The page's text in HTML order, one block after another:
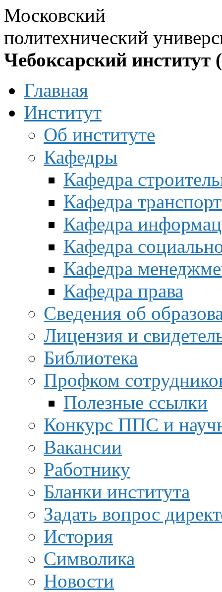
Московский
политехнический
Чебоксарский институт
Главная
Институт
Об институте
Кафедры
Кафедра
Кафедра
Кафедра
Кафедра
Кафедра
Кафедра права
Сведения об
Лицензия и
Библиотека
Профком
Полезные ссылки
Конкурс ППС и
Вакансии
Работнику
Бланки института
Задать вопрос
История
Символика
Новости